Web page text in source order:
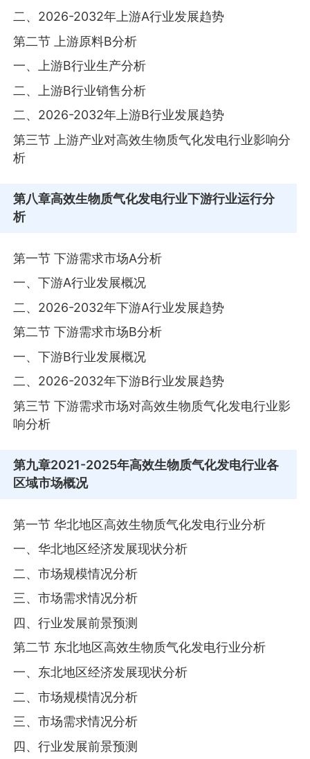
二、2026-2032年上游A行业发展趋势
第二节 上游原料B分析
一、上游B行业生产分析
二、上游B行业销售分析
二、2026-2032年上游B行业发展趋势
第三节 上游产业对高效生物质气化发电行业影响分
析
第八章高效生物质气化发电行业下游行业运行分
析
第一节 下游需求市场A分析
一、下游A行业发展概况
二、2026-2032年下游A行业发展趋势
第二节 下游需求市场B分析
一、下游B行业发展概况
二、2026-2032年下游B行业发展趋势
第三节 下游需求市场对高效生物质气化发电行业影
响分析
第九章2021-2025年高效生物质气化发电行业各
区域市场概况
第一节 华北地区高效生物质气化发电行业分析
一、华北地区经济发展现状分析
二、市场规模情况分析
三、市场需求情况分析
四、行业发展前景预测
第二节 东北地区高效生物质气化发电行业分析
一、东北地区经济发展现状分析
二、市场规模情况分析
三、市场需求情况分析
四、行业发展前景预测